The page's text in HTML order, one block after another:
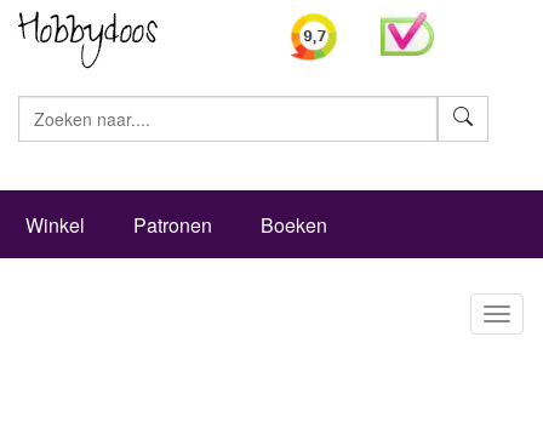
Winkel Patronen Boeken